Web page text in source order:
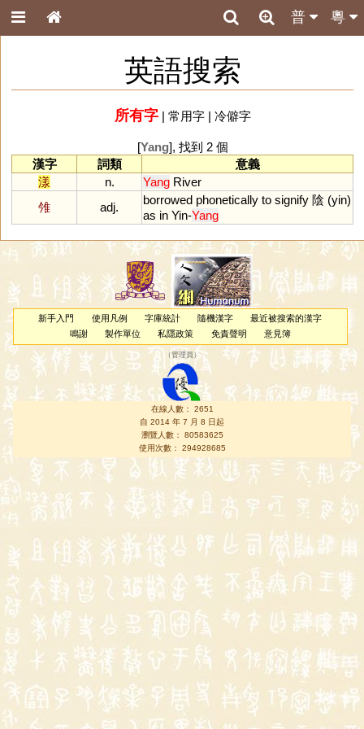
粵
普
英語搜索
所有字| 常用字| 冷僻字
[Yang], 找到 2 個
漢字
詞類
意義
漾
n. Yang River
雂
adj.
borrowed phonetically to signify 陰 (yin)
as in Yin-Yang
新手入門 使用凡例 字庫統計 隨機漢字
最近被搜索的漢字
鳴謝
製作單位 私隱政策 免責聲明 意見簿
（管理員 ）
在線人數： 2651
自 2014 年 7 月 8 日起
瀏覽人數： 80583625
使用次數： 294928685